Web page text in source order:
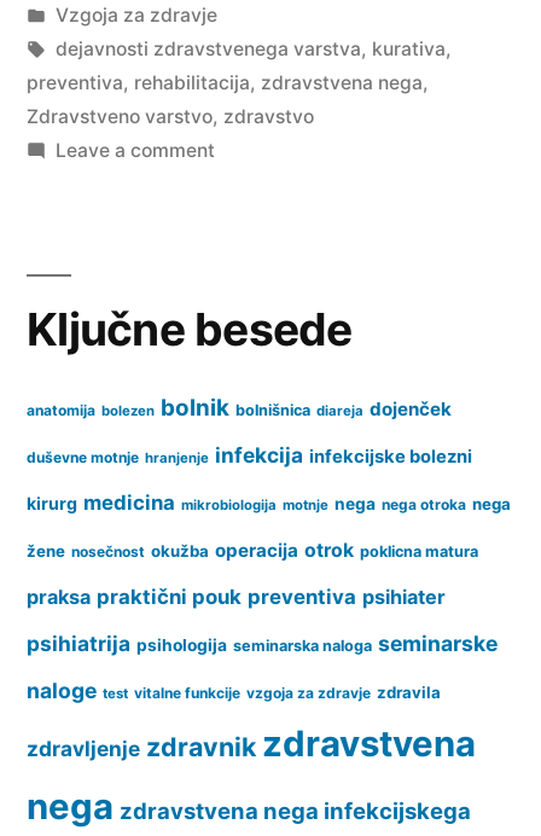
by
Posted
in
Vzgoja za zdravje
Tags:
dejavnosti zdravstvenega varstva, kurativa,
preventiva, rehabilitacija, zdravstvena nega,
Zdravstveno varstvo, zdravstvo
Leave a commenton
Ključne besede
anatomija bolezen bolnik bolnišnica diareja dojenček
duševne motnje hranjenje infekcija infekcijske bolezni
kirurg medicina mikrobiologija motnje nega nega otroka nega
žene nosečnost okužba operacija otrok poklicna matura
praksa praktični pouk preventiva psihiater
psihiatrija psihologija seminarska naloga seminarske
naloge test vitalne funkcije vzgoja za zdravje zdravila
zdravljenje zdravnik zdravstvena
nega zdravstvena nega infekcijskega